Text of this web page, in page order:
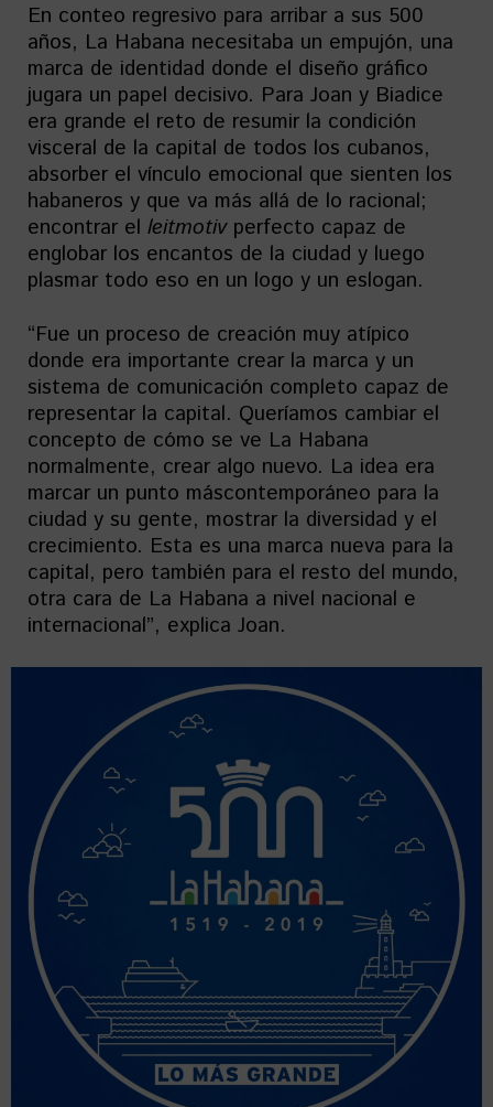
En conteo regresivo para arribar a sus 500
años, La Habana necesitaba un empujón, una
marca de identidad donde el diseño gráfico
jugara un papel decisivo. Para Joan y Biadice
era grande el reto de resumir la condición
visceral de la capital de todos los cubanos,
absorber el vínculo emocional que sienten los
habaneros y que va más allá de lo racional;
encontrar el leitmotiv perfecto capaz de
englobar los encantos de la ciudad y luego
plasmar todo eso en un logo y un eslogan.
“Fue un proceso de creación muy atípico
donde era importante crear la marca y un
sistema de comunicación completo capaz de
representar la capital. Queríamos cambiar el
concepto de cómo se ve La Habana
normalmente, crear algo nuevo. La idea era
marcar un punto máscontemporáneo para la
ciudad y su gente, mostrar la diversidad y el
crecimiento. Esta es una marca nueva para la
capital, pero también para el resto del mundo,
otra cara de La Habana a nivel nacional e
internacional”, explica Joan.